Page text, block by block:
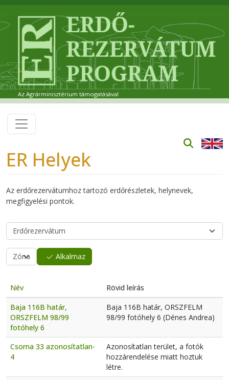
Az Agrárminisztérium támogatásával
ER Helyek
Az erdőrezervátumhoz tartozó erdőrészletek, helynevek,
megfigyelési pontok.
Alkalmaz
Név
Rövid leírás
Baja 116B határ,
ORSZFELM 98/99
fotóhely 6
Baja 116B határ, ORSZFELM
98/99 fotóhely 6 (Dénes Andrea)
Csorna 33 azonosítatlan-
4
Azonosítatlan terület, a fotók
hozzárendelése miatt hoztuk
létre.